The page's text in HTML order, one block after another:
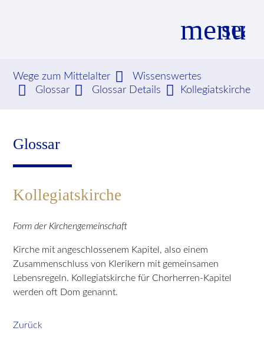
menu
Suchbegriffe SUCHEN
Wege zum Mittelalter
Wissenswertes
Glossar
Glossar Details Kollegiatskirche
Glossar
Kollegiatskirche
Form der Kirchengemeinschaft
Kirche mit angeschlossenem Kapitel, also einem
Zusammenschluss von Klerikern mit gemeinsamen
Lebensregeln. Kollegiatskirche für Chorherren-Kapitel
werden oft Dom genannt.
Zurück